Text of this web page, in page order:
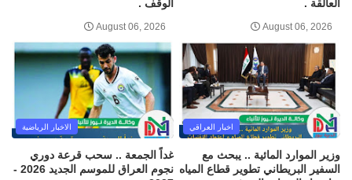
العالقة .
August 06, 2026
الوقف .
August 06, 2026
اخبار العراقي
وزير الموارد المائية .. يبحث مع
السفير البريطاني تطوير قطاع المياه
الاخبار الرياضية
غداً الجمعة .. سحب قرعة دوري
نجوم العراق للموسم الجديد 2026 -